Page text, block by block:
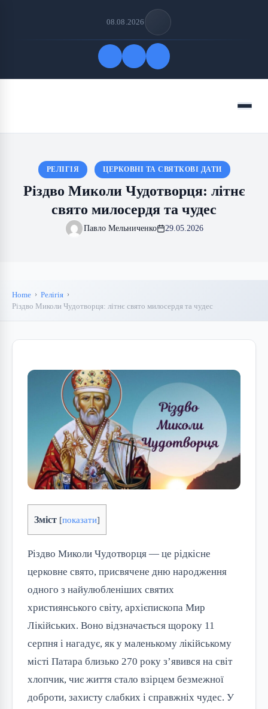
08.08.2026
Menu
РЕЛІГІЯ ЦЕРКОВНІ ТА СВЯТКОВІ ДАТИ
Різдво Миколи Чудотворця: літнє
свято милосердя та чудес
Павло Мельниченко 29.05.2026
Home
Релігія
Різдво Миколи Чудотворця: літнє свято милосердя та чудес
Зміст [показати]
Різдво Миколи Чудотворця — це рідкісне
церковне свято, присвячене дню народження
одного з найулюбленіших святих
християнського світу, архієпископа Мир
Лікійських. Воно відзначається щороку 11
серпня і нагадує, як у маленькому лікійському
місті Патара близько 270 року з’явився на світ
хлопчик, чиє життя стало взірцем безмежної
доброти, захисту слабких і справжніх чудес. У